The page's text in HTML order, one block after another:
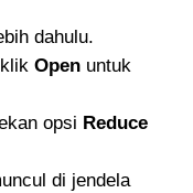
dahulu.
Open untuk
opsi Reduce
di jendela